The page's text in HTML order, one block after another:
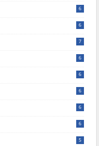
6
6
7
6
6
6
6
6
5